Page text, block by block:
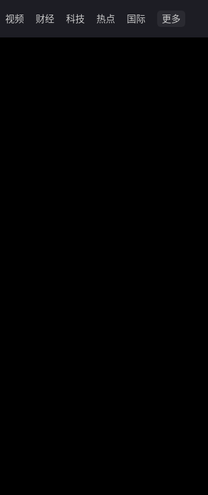
视频 财经 科技 热点 国际 更多